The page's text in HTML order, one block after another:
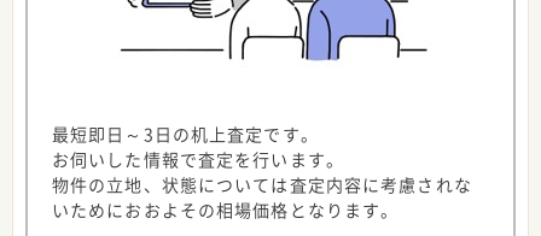
最短即日～3日の机上査定です。
お伺いした情報で査定を行います。
物件の立地、状態については査定内容に考慮されな
いためにおおよその相場価格となります。